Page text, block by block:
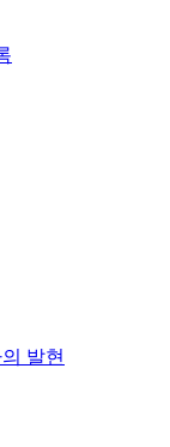
발현